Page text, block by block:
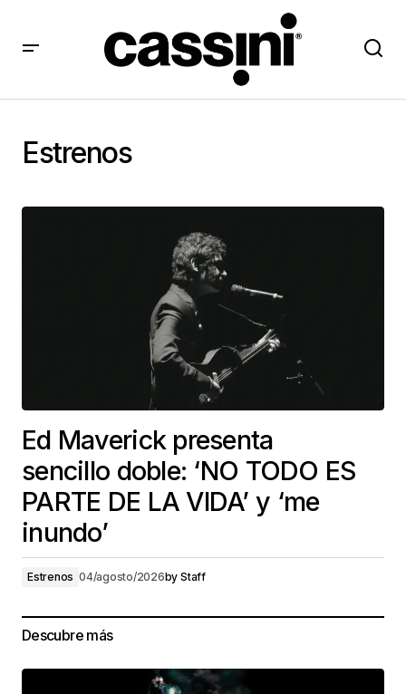
Estrenos
Ed Maverick presenta
sencillo doble: ‘NO TODO ES
PARTE DE LA VIDA’ y ‘me
inundo’
Estrenos 04/agosto/2026by Staff
Descubre más